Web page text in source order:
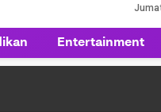
Entertainment